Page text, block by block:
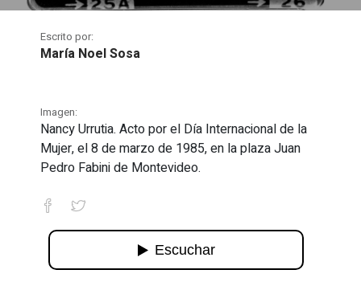
Escrito por:
María Noel Sosa
Imagen:
Nancy Urrutia. Acto por el Día Internacional de la
Mujer, el 8 de marzo de 1985, en la plaza Juan
Pedro Fabini de Montevideo.
La magia de una herencia